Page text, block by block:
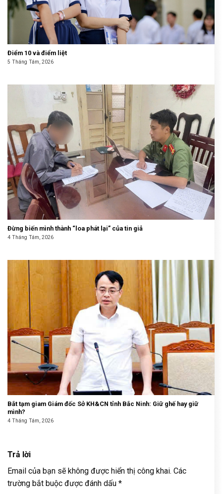
Điểm 10 và điểm liệt
5 Tháng Tám, 2026
Đừng biến mình thành “loa phát lại” của tin giả
4 Tháng Tám, 2026
Bắt tạm giam Giám đốc Sở KH&CN tỉnh Bắc Ninh: Giữ ghế hay giữ
mình?
4 Tháng Tám, 2026
Trả lời
Email của bạn sẽ không được hiển thị công khai. Các
trường bắt buộc được đánh dấu *